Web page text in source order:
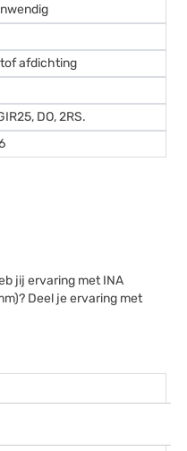
afdichting
DO, 2RS.
jij ervaring met INA
Deel je ervaring met